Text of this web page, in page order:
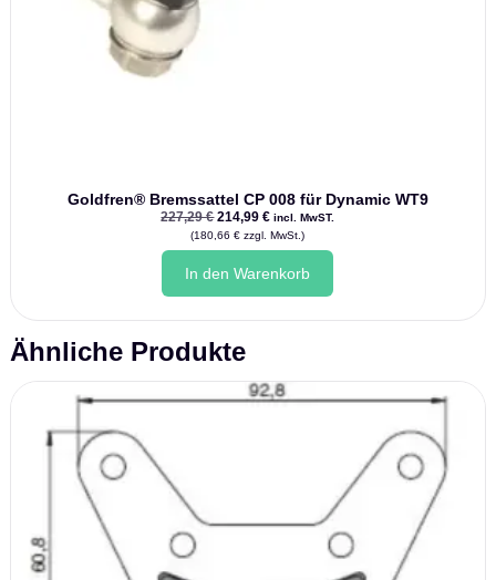
Goldfren® Bremssattel CP 008 für Dynamic WT9
227,29€Ursprünglicher
Preis
war:
227,29 €
214,99€Aktueller
Preis
ist:
214,99 €.
incl. MwST.
(180,66€ zzgl. MwSt.)
In den Warenkorb
Ähnliche Produkte